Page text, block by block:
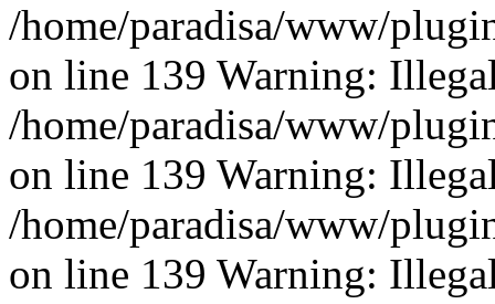
/home/paradisa/www/
on line 139 Warning:
/home/paradisa/www/
on line 139 Warning:
/home/paradisa/www/
on line 139 Warning: